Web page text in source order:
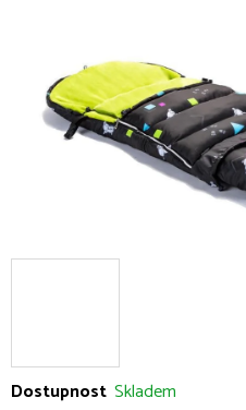
Dostupnost Skladem